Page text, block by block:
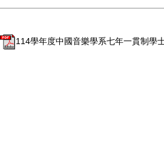
114學年度中國音樂學系七年一貫制學